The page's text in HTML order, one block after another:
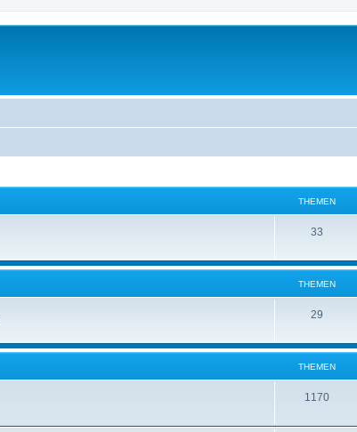
THEMEN
33
THEMEN
29
THEMEN
1170